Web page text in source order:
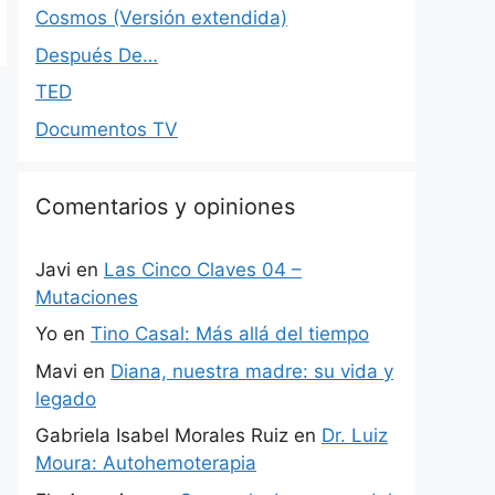
Cosmos (Versión extendida)
Después De…
TED
Documentos TV
Comentarios y opiniones
Javi en Las Cinco Claves 04 –
Mutaciones
Yo en Tino Casal: Más allá del tiempo
Mavi en Diana, nuestra madre: su vida y
legado
Gabriela Isabel Morales Ruiz en Dr. Luiz
Moura: Autohemoterapia